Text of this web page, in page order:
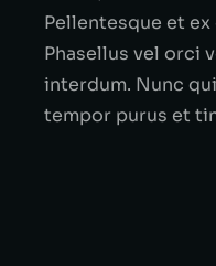
Pellentesque et
Phasellus vel orci
interdum. Nunc
tempor purus et